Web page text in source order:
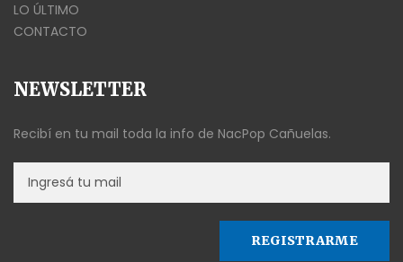
LO ÚLTIMO
CONTACTO
NEWSLETTER
Recibí en tu mail toda la info de NacPop Cañuelas.